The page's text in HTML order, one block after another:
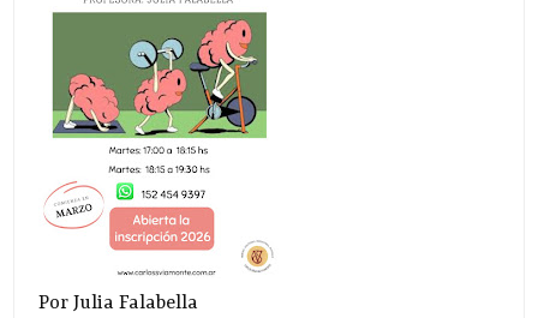
Por Julia Falabella